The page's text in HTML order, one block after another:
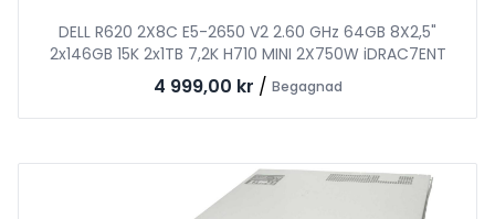
DELL R620 2X8C E5-2650 V2 2.60 GHz 64GB 8X2,5"
2x146GB 15K 2x1TB 7,2K H710 MINI 2X750W iDRAC7ENT
4 999,00 kr / Begagnad